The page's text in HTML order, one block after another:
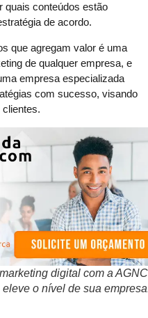
quais conteúdos estão
de acordo.
que agregam valor é uma
de qualquer empresa, e
empresa especializada
com sucesso, visando
digital com a AGNC
o nível de sua